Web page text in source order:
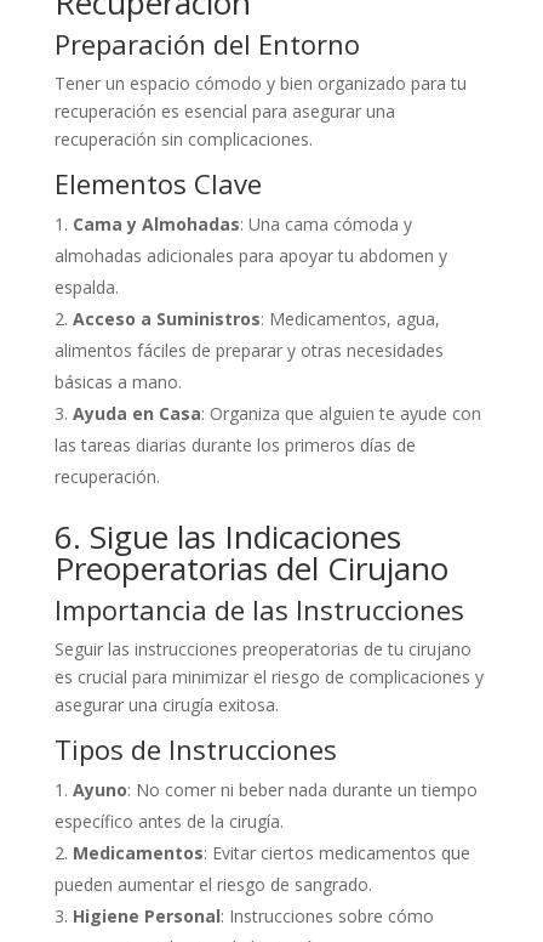
Preparación del Entorno
Tener un espacio cómodo y bien organizado para tu
recuperación es esencial para asegurar una
recuperación sin complicaciones.
Elementos Clave
Cama y Almohadas: Una cama cómoda y
almohadas adicionales para apoyar tu abdomen y
espalda.
Acceso a Suministros: Medicamentos, agua,
alimentos fáciles de preparar y otras necesidades
básicas a mano.
Ayuda en Casa: Organiza que alguien te ayude con
las tareas diarias durante los primeros días de
recuperación.
6. Sigue las Indicaciones
Preoperatorias del Cirujano
Importancia de las Instrucciones
Seguir las instrucciones preoperatorias de tu cirujano
es crucial para minimizar el riesgo de complicaciones y
asegurar una cirugía exitosa.
Tipos de Instrucciones
Ayuno: No comer ni beber nada durante un tiempo
específico antes de la cirugía.
Medicamentos: Evitar ciertos medicamentos que
pueden aumentar el riesgo de sangrado.
Higiene Personal: Instrucciones sobre cómo